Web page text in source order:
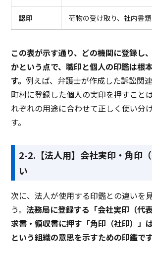
認印 荷物の受け取り、社内書
この表が示す通り、どの機関に登録し
かという点で、職印と個人の印鑑は根
す。例えば、弁護士が作成した訴訟関
町村に登録した個人の実印を押すこと
れぞれの用途に合わせて正しく使い分
す。
2-2.【法人用】会社実印・角印
い
次に、法人が使用する印鑑との違いを
う。法務局に登録する「会社実印（代
求書・領収書に押す「角印（社印）」
という組織の意思を示すための印鑑です